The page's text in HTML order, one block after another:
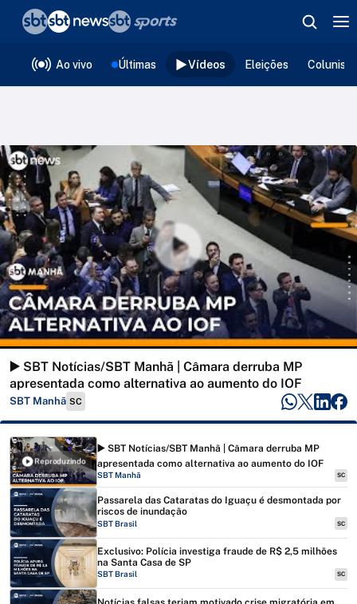
Ao vivo Últimas Vídeos Eleições
▶️ SBT Notícias/SBT Manhã | Câmara derruba MP
apresentada como alternativa ao aumento do IOF
SBT Manhã SC
Reproduzindo
▶️ SBT Notícias/SBT Manhã | Câmara derruba MP
apresentada como alternativa ao aumento do IOF
SBT Manhã SC
Passarela das Cataratas do Iguaçu é desmontada por
riscos de inundação
SBT Brasil SC
Exclusivo: Polícia investiga fraude de R$ 2,5 milhões
na Santa Casa de SP
SBT Brasil SC
❮voltar
Editorias